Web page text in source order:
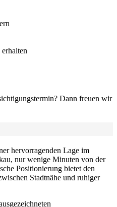
Dann freuen wir
hervorragenden Lage im
nur wenige Minuten von der
Positionierung bietet den
Stadtnähe und ruhiger